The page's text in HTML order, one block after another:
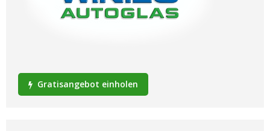
Werkstatt Login
Gratisangebot einholen